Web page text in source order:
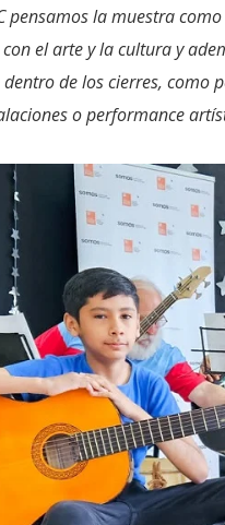
pensamos la muestra
el arte y la cultura y
de los cierres, como
o performance